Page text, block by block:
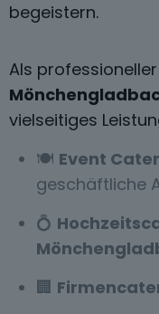
begeistern.
Als professioneller
vielseitiges
🍽️ Event
geschäftliche
💍
🏢